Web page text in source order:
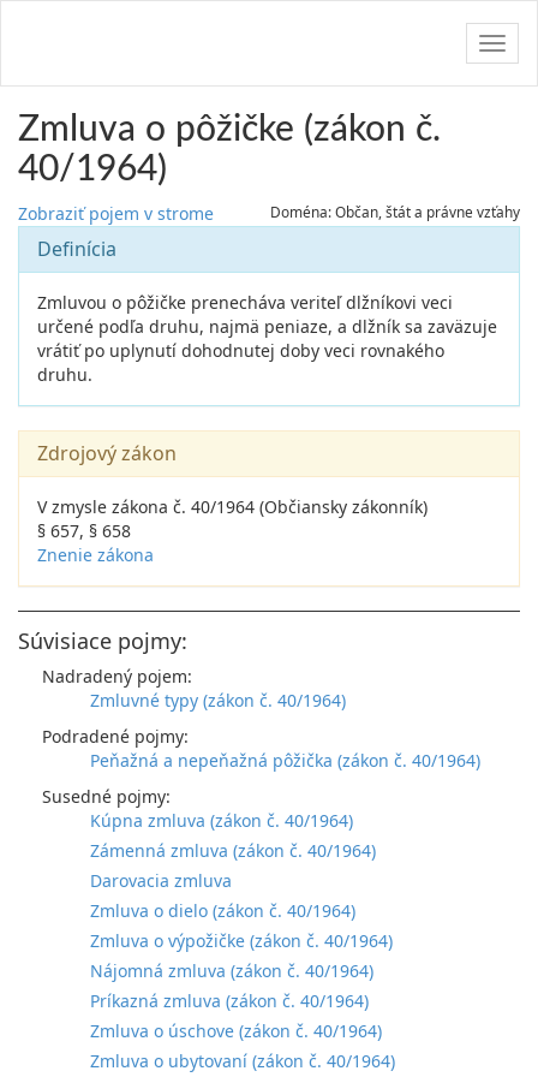
Zmluva o pôžičke (zákon č.
40/1964)
Zobraziť pojem v strome Doména: Občan, štát a právne vzťahy
Definícia
Zmluvou o pôžičke prenecháva veriteľ dlžníkovi veci
určené podľa druhu, najmä peniaze, a dlžník sa zaväzuje
vrátiť po uplynutí dohodnutej doby veci rovnakého
druhu.
Zdrojový zákon
V zmysle zákona č. 40/1964 (Občiansky zákonník)
§ 657, § 658
Znenie zákona
Súvisiace pojmy:
Nadradený pojem:
Zmluvné typy (zákon č. 40/1964)
Podradené pojmy:
Peňažná a nepeňažná pôžička (zákon č. 40/1964)
Susedné pojmy:
Kúpna zmluva (zákon č. 40/1964)
Zámenná zmluva (zákon č. 40/1964)
Darovacia zmluva
Zmluva o dielo (zákon č. 40/1964)
Zmluva o výpožičke (zákon č. 40/1964)
Nájomná zmluva (zákon č. 40/1964)
Príkazná zmluva (zákon č. 40/1964)
Zmluva o úschove (zákon č. 40/1964)
Zmluva o ubytovaní (zákon č. 40/1964)